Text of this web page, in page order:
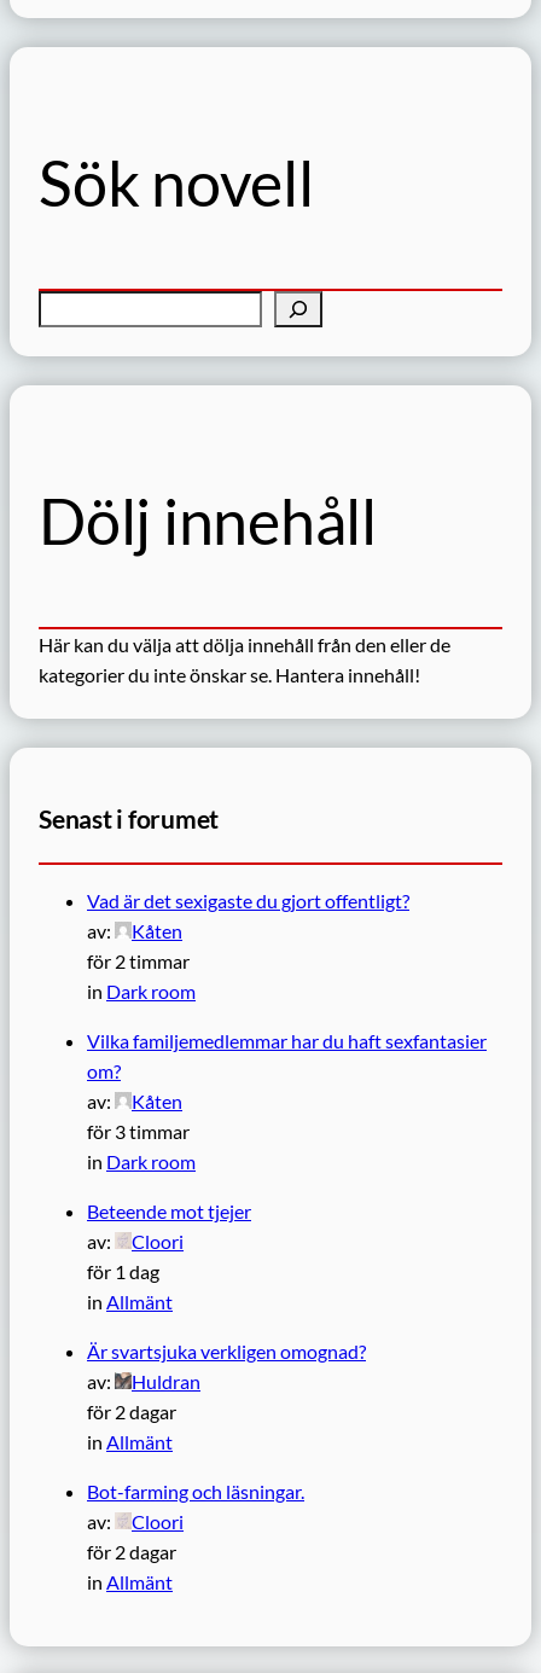
Sök novell
ö
Dölj innehåll
Här kan du välja att dölja innehåll från den eller de
kategorier du inte önskar se. Hantera innehåll!
Senast i forumet
Vad är det sexigaste du gjort offentligt?
av:
Kåten
för 2 timmar
in Dark room
Vilka familjemedlemmar har du haft sexfantasier
om?
av:
Kåten
för 3 timmar
in Dark room
Beteende mot tjejer
av:
Cloori
för 1 dag
in Allmänt
Är svartsjuka verkligen omognad?
av:
Huldran
för 2 dagar
in Allmänt
Bot-farming och läsningar.
av:
Cloori
för 2 dagar
in Allmänt